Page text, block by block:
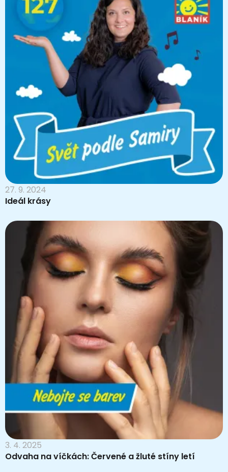
27. 9. 2024
Ideál krásy
3. 4. 2025
Odvaha na víčkách: Červené a žluté stíny letí